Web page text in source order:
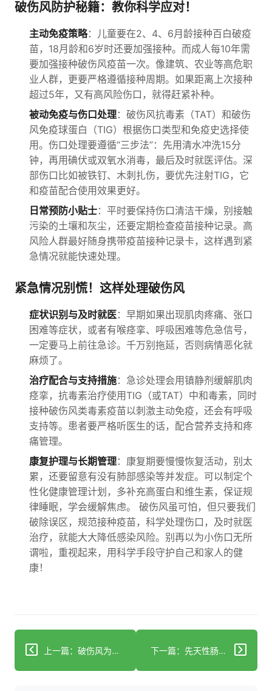
破伤风防护秘籍：教你科学应对！
主动免疫策略：儿童要在2、4、6月龄接种百白破疫
苗，18月龄和6岁时还要加强接种。而成人每10年需
要加强接种破伤风疫苗一次。像建筑、农业等高危职
业人群，更要严格遵循接种周期。如果距离上次接种
超过5年，又有高风险伤口，就得赶紧补种。
被动免疫与伤口处理：破伤风抗毒素（TAT）和破伤
风免疫球蛋白（TIG）根据伤口类型和免疫史选择使
用。伤口处理要遵循“三步法”：先用清水冲洗15分
钟，再用碘伏或双氧水消毒，最后及时就医评估。深
部伤口比如被铁钉、木刺扎伤，要优先注射TIG，它
和疫苗配合使用效果更好。
日常预防小贴士：平时要保持伤口清洁干燥，别接触
污染的土壤和灰尘，还要定期检查疫苗接种记录。高
风险人群最好随身携带疫苗接种记录卡，这样遇到紧
急情况就能快速处理。
紧急情况别慌！这样处理破伤风
症状识别与及时就医：早期如果出现肌肉疼痛、张口
困难等症状，或者有喉痉挛、呼吸困难等危急信号，
一定要马上前往急诊。千万别拖延，否则病情恶化就
麻烦了。
治疗配合与支持措施：急诊处理会用镇静剂缓解肌肉
痉挛，抗毒素治疗使用TIG（或TAT）中和毒素，同时
接种破伤风类毒素疫苗以刺激主动免疫，还会有呼吸
支持等。患者要严格听医生的话，配合营养支持和疼
痛管理。
康复护理与长期管理：康复期要慢慢恢复活动，别太
累，还要留意有没有肺部感染等并发症。可以制定个
性化健康管理计划，多补充高蛋白和维生素，保证规
律睡眠，学会缓解焦虑。 破伤风虽可怕，但只要我们
破除误区，规范接种疫苗，科学处理伤口，及时就医
治疗，就能大大降低感染风险。别再以为小伤口无所
谓啦，重视起来，用科学手段守护自己和家人的健
康！
上一篇：破伤风为何如此可怕？小伤口竟可能致命！ 下一篇：先天性肠道畸形患儿如何拥有良好预后？答案在此！